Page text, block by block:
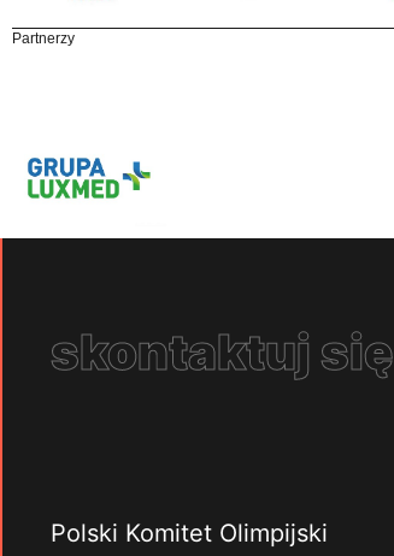
Partnerzy
skontaktuj się
Polski Komitet Olimpijski